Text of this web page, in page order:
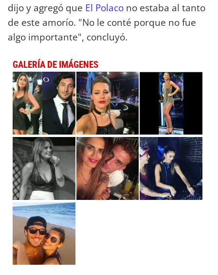
dijo y agregó que El Polaco no estaba al tanto
de este amorío. "No le conté porque no fue
algo importante", concluyó.
GALERÍA DE IMÁGENES